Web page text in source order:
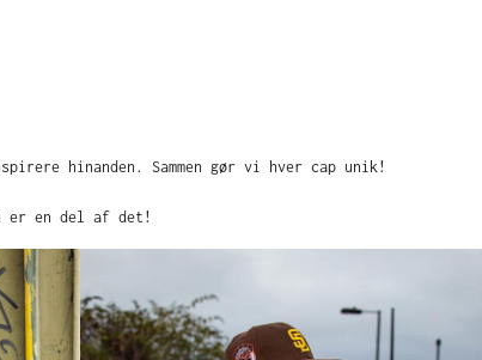
hinanden. Sammen gør vi hver cap unik!
er en del af det!